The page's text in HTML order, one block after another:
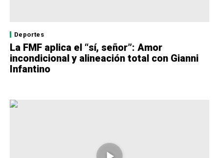
Deportes
La FMF aplica el “sí, señor”: Amor
incondicional y alineación total con Gianni
Infantino